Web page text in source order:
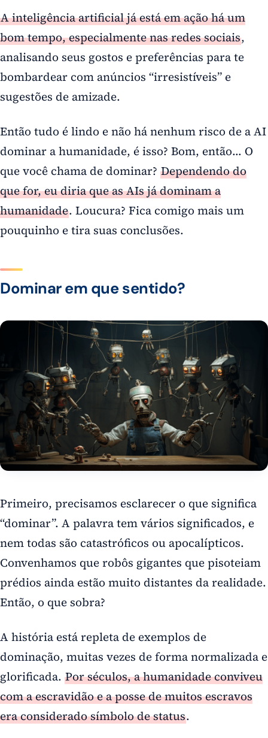
A inteligência artificial já está em ação há um
bom tempo, especialmente nas redes sociais,
analisando seus gostos e preferências para te
bombardear com anúncios “irresistíveis” e
sugestões de amizade.
Então tudo é lindo e não há nenhum risco de a AI
dominar a humanidade, é isso? Bom, então… O
que você chama de dominar? Dependendo do
que for, eu diria que as AIs já dominam a
humanidade. Loucura? Fica comigo mais um
pouquinho e tira suas conclusões.
Dominar em que sentido?
Primeiro, precisamos esclarecer o que significa
“dominar”. A palavra tem vários significados, e
nem todas são catastróficos ou apocalípticos.
Convenhamos que robôs gigantes que pisoteiam
prédios ainda estão muito distantes da realidade.
Então, o que sobra?
A história está repleta de exemplos de
dominação, muitas vezes de forma normalizada e
glorificada. Por séculos, a humanidade conviveu
com a escravidão e a posse de muitos escravos
era considerado símbolo de status.